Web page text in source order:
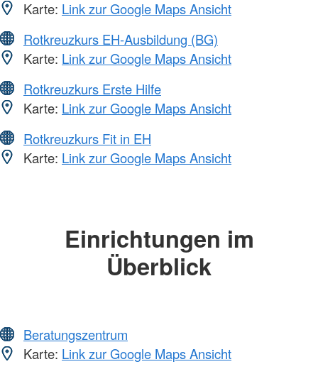
Karte: Link zur Google Maps Ansicht
Rotkreuzkurs EH-Ausbildung (BG)
Karte: Link zur Google Maps Ansicht
Rotkreuzkurs Erste Hilfe
Karte: Link zur Google Maps Ansicht
Rotkreuzkurs Fit in EH
Karte: Link zur Google Maps Ansicht
Einrichtungen im
Überblick
Beratungszentrum
Karte: Link zur Google Maps Ansicht